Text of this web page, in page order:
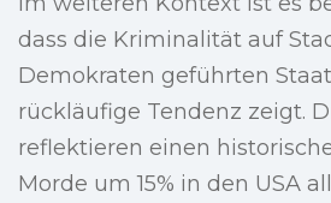
dass die Kriminalität auf
Demokraten geführten
rückläufige Tendenz zeigt.
reflektieren einen
Morde um 15% in den USA